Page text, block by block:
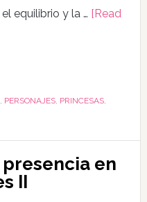
equilibrio y la … [Read
PERSONAJES, PRINCESAS,
en
II